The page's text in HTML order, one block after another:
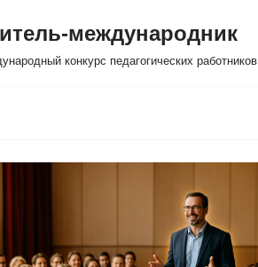
международник
конкурс педагогических работников